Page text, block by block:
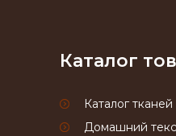
Каталог
Каталог тканей
Домашний